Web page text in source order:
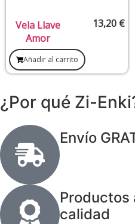
Vela Llave
Amor
13,20 €
Añadir al carrito
¿Por qué Zi-
Envío
Productos
calidad